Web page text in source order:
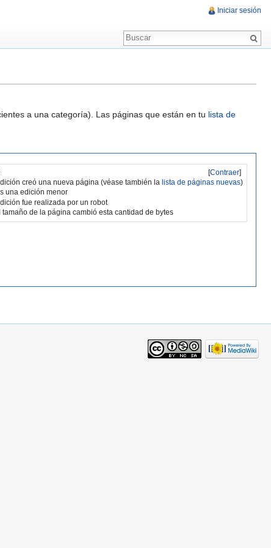
a una categoría). Las páginas que están en tu lista de
[Contraer]
creó una nueva página (véase también la lista de páginas nuevas)
una edición menor
fue realizada por un robot
tamaño de la página cambió esta cantidad de bytes
Iniciar sesión